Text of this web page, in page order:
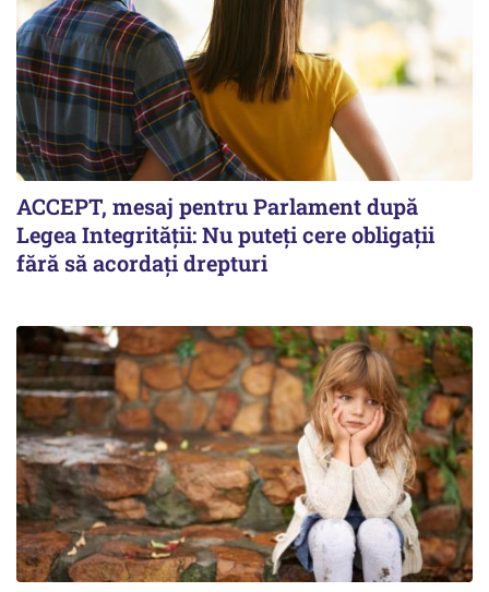
ACCEPT, mesaj pentru Parlament după
Legea Integrității: Nu puteți cere obligații
fără să acordați drepturi